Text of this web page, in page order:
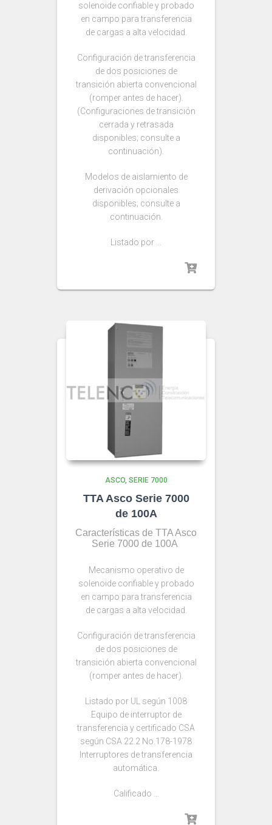
solenoide confiable y probado
en campo para transferencia
de cargas a alta velocidad.
Configuración de transferencia
de dos posiciones de
transición abierta convencional
(romper antes de hacer).
(Configuraciones de transición
cerrada y retrasada
disponibles; consulte a
continuación).
Modelos de aislamiento de
derivación opcionales
disponibles; consulte a
continuación.
Listado por …
ASCO SERIE 7000
TTA Asco Serie 7000
de 100A
Características de TTA Asco
Serie 7000 de 100A
Mecanismo operativo de
solenoide confiable y probado
en campo para transferencia
de cargas a alta velocidad.
Configuración de transferencia
de dos posiciones de
transición abierta convencional
(romper antes de hacer).
Listado por UL según 1008
Equipo de interruptor de
transferencia y certificado CSA
según CSA 22.2 No.178-1978
Interruptores de transferencia
automática.
Calificado …